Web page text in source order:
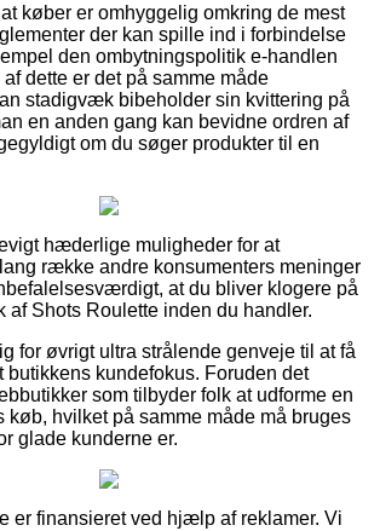
at køber er omhyggelig omkring de mest
der kan spille ind i forbindelse
den ombytningspolitik e-handlen
dette er det på samme måde
stadigvæk bibeholder sin kvittering på
en anden gang kan bevidne ordren af
om du søger produkter til en
hæderlige muligheder for at
række andre konsumenters meninger
at du bliver klogere på
af Shots Roulette inden du handler.
for øvrigt ultra strålende genveje til at få
butikkens kundefokus. Foruden det
som tilbyder folk at udforme en
køb, hvilket på samme måde må bruges
glade kunderne er.
er finansieret ved hjælp af reklamer. Vi